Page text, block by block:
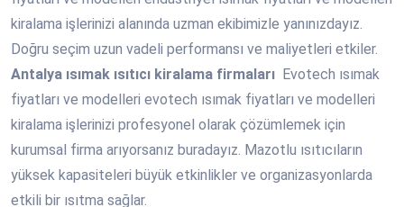
kiralama işlerinizi alanında uzman ekibimizle yanınızdayız.
Doğru seçim uzun vadeli performansı ve maliyetleri etkiler.
Antalya ısımak ısıtıcı kiralama firmaları Evotech ısımak
fiyatları ve modelleri evotech ısımak fiyatları ve modelleri
kiralama işlerinizi profesyonel olarak çözümlemek için
kurumsal firma arıyorsanız buradayız. Mazotlu ısıtıcıların
yüksek kapasiteleri büyük etkinlikler ve organizasyonlarda
etkili bir ısıtma sağlar.